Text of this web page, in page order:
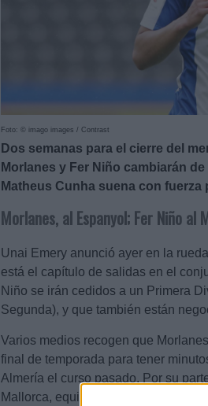
Foto: © imago images / Contrast
Dos semanas para el cierre del
Morlanes y Fer Niño cambiarán
Matheus Cunha suena con
Morlanes, al Espanyol; Fer Niño al
Unai Emery anunció ayer en la
está el capítulo de salidas en el
Niño se irán cedidos a un Primera
Segunda), y que también están
Varios medios recogen que
final de temporada para tener
Almería el curso pasado. Por su
Mallorca, equipo en el que militara